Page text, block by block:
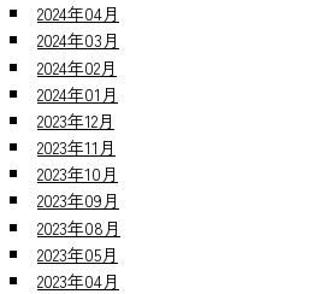
2024年04月
2024年03月
2024年02月
2024年01月
2023年12月
2023年11月
2023年10月
2023年09月
2023年08月
2023年05月
2023年04月